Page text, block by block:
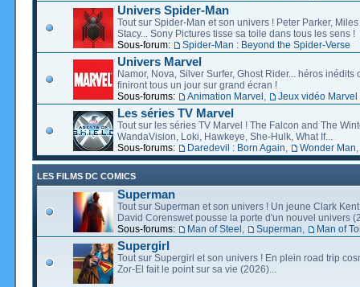
Univers Spider-Man
Tout sur Spider-Man et son univers ! Peter Parker,
Stacy... Sony Pictures tisse sa toile dans tous les sens !
Sous-forum:
Spider-Man : Beyond the Spider-Verse
Univers Marvel
Namor, Nova, Silver Surfer, Ghost Rider... héros inédits
finiront tous un jour sur grand écran !
Sous-forums:
Animation Marvel Jeux vidéo Marvel
Les séries TV Marvel
Tout sur les séries TV Marvel ! The Falcon and The
WandaVision, Loki, Hawkeye, She-Hulk, What If...
Sous-forums:
Daredevil : Born Again Wonder Man
LES FILMS DC COMICS
Superman
Tout sur Superman et son univers ! Un jeune Clark
David Corenswet pousse la porte d'un nouvel univers
Sous-forums:
Man of Steel Superman Man of
Supergirl
Tout sur Supergirl et son univers ! En plein road trip
Zor-El fait le point sur sa vie (2026)...